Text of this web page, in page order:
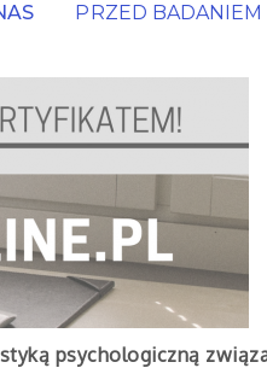
PRZED BADANIEM
psychologiczną